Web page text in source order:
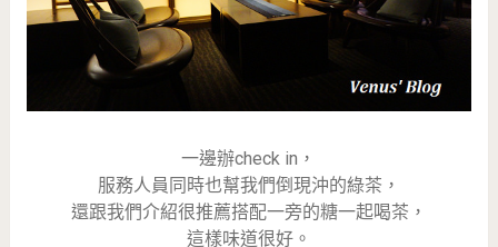
一邊辦check in，
服務人員同時也幫我們倒現沖的綠茶，
還跟我們介紹很推薦搭配一旁的糖一起喝茶，
這樣味道很好。